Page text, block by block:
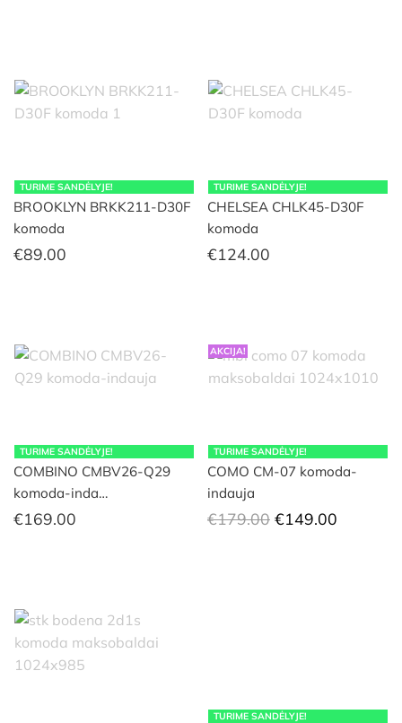
TURIME SANDĖLYJE!
BROOKLYN BRKK211-D30F
komoda
€89.00
TURIME SANDĖLYJE!
CHELSEA CHLK45-D30F
komoda
€124.00
TURIME SANDĖLYJE!
COMBINO CMBV26-Q29
komoda-inda…
€169.00
AKCIJA!
TURIME SANDĖLYJE!
COMO CM-07 komoda-
indauja
€179.00 Original
€149.00
TURIME SANDĖLYJE!